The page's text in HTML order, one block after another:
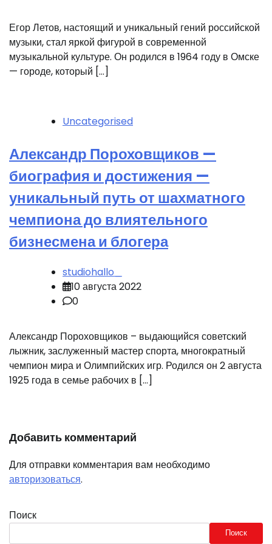
Егор Летов, настоящий и уникальный гений российской
музыки, стал яркой фигурой в современной
музыкальной культуре. Он родился в 1964 году в Омске
— городе, который […]
Uncategorised
Александр Пороховщиков —
биография и достижения —
уникальный путь от шахматного
чемпиона до влиятельного
бизнесмена и блогера
studiohallo_
10 августа 2022
0
Александр Пороховщиков – выдающийся советский
лыжник, заслуженный мастер спорта, многократный
чемпион мира и Олимпийских игр. Родился он 2 августа
1925 года в семье рабочих в […]
Добавить комментарий
Для отправки комментария вам необходимо
авторизоваться.
Поиск
Поиск